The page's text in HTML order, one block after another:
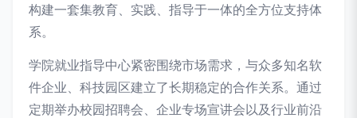
构建一套集教育、实践、指导于一体的全方位支持体
系。
学院就业指导中心紧密围绕市场需求，与众多知名软
件企业、科技园区建立了长期稳定的合作关系。通过
定期举办校园招聘会、企业专场宣讲会以及行业前沿